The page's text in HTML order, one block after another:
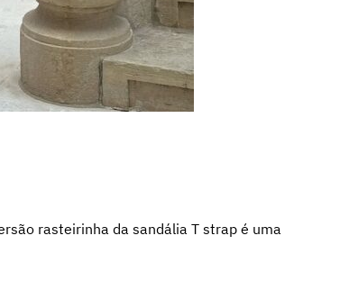
rasteirinha da sandália T strap é uma